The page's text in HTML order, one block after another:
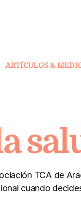
ARTÍCULOS &
TCA de
cuando